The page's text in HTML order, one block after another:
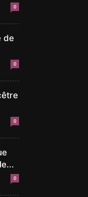
0
de
0
0
0